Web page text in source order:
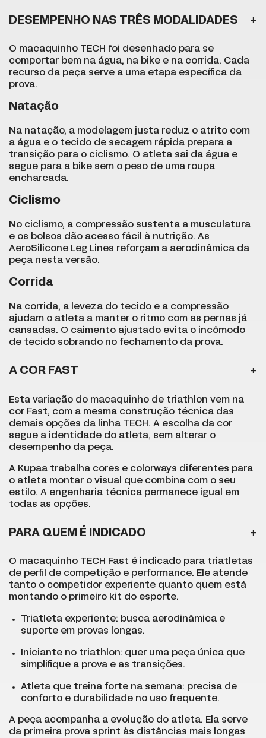
DESEMPENHO NAS TRÊS MODALIDADES
O macaquinho TECH foi desenhado para se
comportar bem na água, na bike e na corrida. Cada
recurso da peça serve a uma etapa específica da
prova.
Natação
Na natação, a modelagem justa reduz o atrito com
a água e o tecido de secagem rápida prepara a
transição para o ciclismo. O atleta sai da água e
segue para a bike sem o peso de uma roupa
encharcada.
Ciclismo
No ciclismo, a compressão sustenta a musculatura
e os bolsos dão acesso fácil à nutrição. As
AeroSilicone Leg Lines reforçam a aerodinâmica da
peça nesta versão.
Corrida
Na corrida, a leveza do tecido e a compressão
ajudam o atleta a manter o ritmo com as pernas já
cansadas. O caimento ajustado evita o incômodo
de tecido sobrando no fechamento da prova.
A COR FAST
Esta variação do macaquinho de triathlon vem na
cor Fast, com a mesma construção técnica das
demais opções da linha TECH. A escolha da cor
segue a identidade do atleta, sem alterar o
desempenho da peça.
A Kupaa trabalha cores e colorways diferentes para
o atleta montar o visual que combina com o seu
estilo. A engenharia técnica permanece igual em
todas as opções.
PARA QUEM É INDICADO
O macaquinho TECH Fast é indicado para triatletas
de perfil de competição e performance. Ele atende
tanto o competidor experiente quanto quem está
montando o primeiro kit do esporte.
Triatleta experiente: busca aerodinâmica e
suporte em provas longas.
Iniciante no triathlon: quer uma peça única que
simplifique a prova e as transições.
Atleta que treina forte na semana: precisa de
conforto e durabilidade no uso frequente.
A peça acompanha a evolução do atleta. Ela serve
da primeira prova sprint às distâncias mais longas